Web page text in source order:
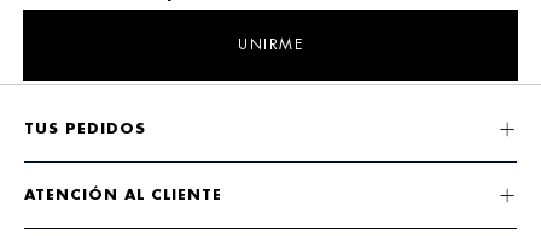
UNIRME
TUS PEDIDOS
ATENCIÓN AL CLIENTE